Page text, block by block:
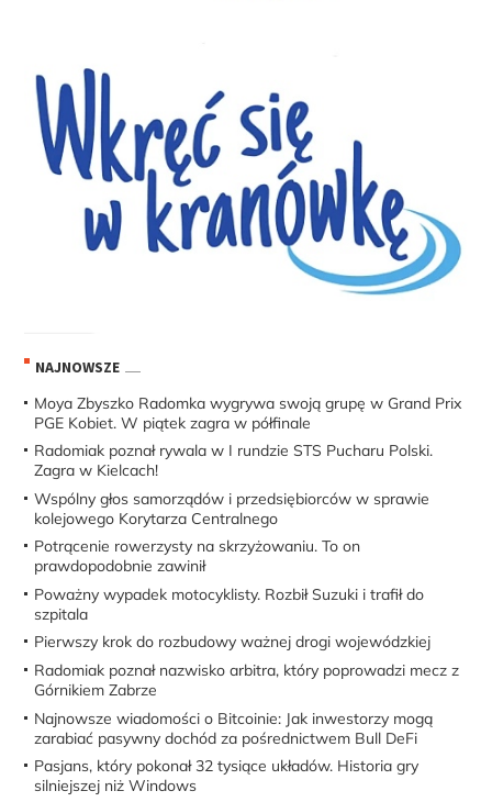
NAJNOWSZE
Moya Zbyszko Radomka wygrywa swoją grupę w Grand Prix
PGE Kobiet. W piątek zagra w półfinale
Radomiak poznał rywala w I rundzie STS Pucharu Polski.
Zagra w Kielcach!
Wspólny głos samorządów i przedsiębiorców w sprawie
kolejowego Korytarza Centralnego
Potrącenie rowerzysty na skrzyżowaniu. To on
prawdopodobnie zawinił
Poważny wypadek motocyklisty. Rozbił Suzuki i trafił do
szpitala
Pierwszy krok do rozbudowy ważnej drogi wojewódzkiej
Radomiak poznał nazwisko arbitra, który poprowadzi mecz z
Górnikiem Zabrze
Najnowsze wiadomości o Bitcoinie: Jak inwestorzy mogą
zarabiać pasywny dochód za pośrednictwem Bull DeFi
Pasjans, który pokonał 32 tysiące układów. Historia gry
silniejszej niż Windows